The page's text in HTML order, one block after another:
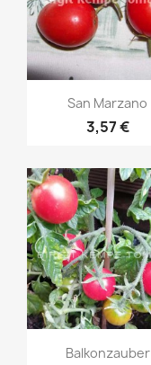
Vorschau
San Marzano
3,57 €
Vorschau
Balkonzauber